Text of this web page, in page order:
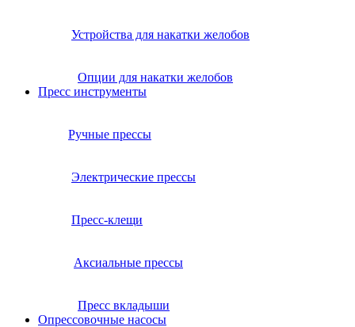
Устройства для накатки желобов
Опции для накатки желобов
Пресс инструменты
Ручные прессы
Электрические прессы
Пресс-клещи
Аксиальные прессы
Пресс вкладыши
Опрессовочные насосы